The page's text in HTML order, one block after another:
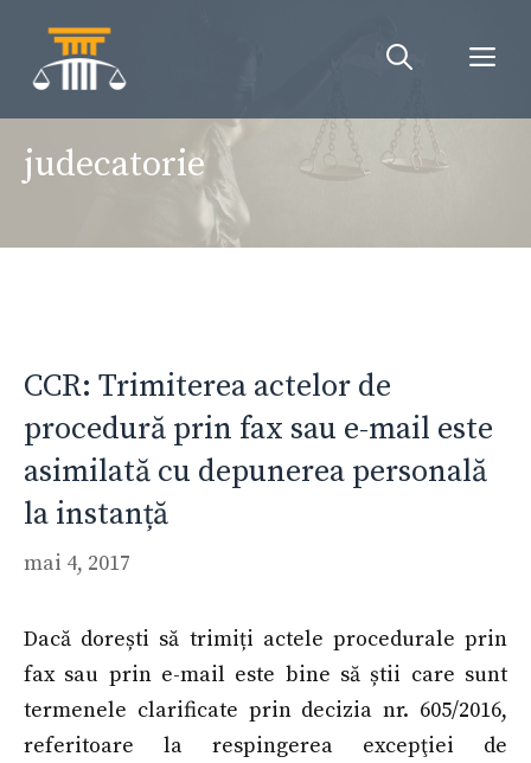
conținut
judecatorie
CCR: Trimiterea actelor de
procedură prin fax sau e-mail este
asimilată cu depunerea personală
la instanță
mai 4, 2017
Dacă dorești să trimiți actele procedurale prin
fax sau prin e-mail este bine să știi care sunt
termenele clarificate prin decizia nr. 605/2016,
referitoare la respingerea excepţiei de